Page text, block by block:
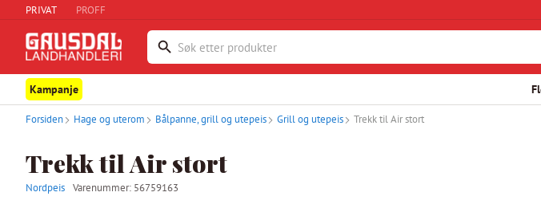
PRIVAT PROFF
Kampanje
Forsiden Hage og uterom Bålpanne, grill og utepeis Grill og utepeis Trekk til Air stort
Trekk til Air stort
Nordpeis Varenummer: 56759163